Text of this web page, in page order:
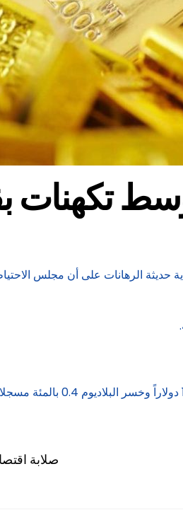
تكهنات
حديثة الرهانات على أن مجلس
صلابة